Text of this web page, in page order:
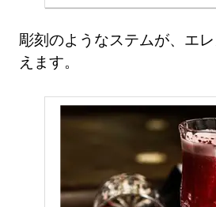
彫刻のようなステムが、エ
えます。